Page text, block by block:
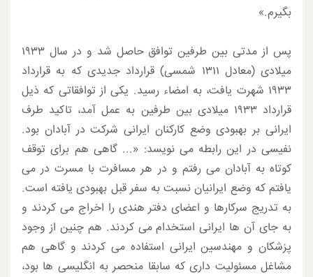
بگیرم.»
پس از مدتی بین طرفین توافق حاصل شد و در سال ۱۹۳۳
میلادی (معادل ۱۳۱۱ شمسی) قرارداد جدیدی که به قرارداد
۱۹۳۳ شهرت یافت، به امضاء رسید. یکی از توافقاتی که ذیل
قرارداد ۱۹۳۳ میلادی بین طرفین به عمل آمد، تاکید طرف
ایرانی بر بهبودی وضع کارکنان ایرانی شرکت در آبادان بود.
نفیسی در این رابطه می نویسد: «... گاهی هم برای توقف
کوتاه به آبادان می رفتم و در هر مسافرت با مسرت در می
یافتم که وضع ایرانیان نسبت به سفر قبل بهبودی یافته است.
به تدریج سرکارها و اعضای دفتر هندی را اخراج می کردند و
به جای آن ها ایرانی استخدام می کردند. هم چنین از وجود
پزشکان و مهندسین ایرانی استفاده می کردند و گاهی هم
مشاغل مسئولیت داری که سابقا منحصر به انگلیسی ها بود،